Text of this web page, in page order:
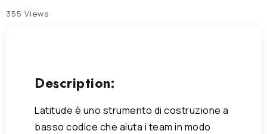
355 Views
Description:
Latitude è uno strumento di costruzione a
basso codice che aiuta i team in modo